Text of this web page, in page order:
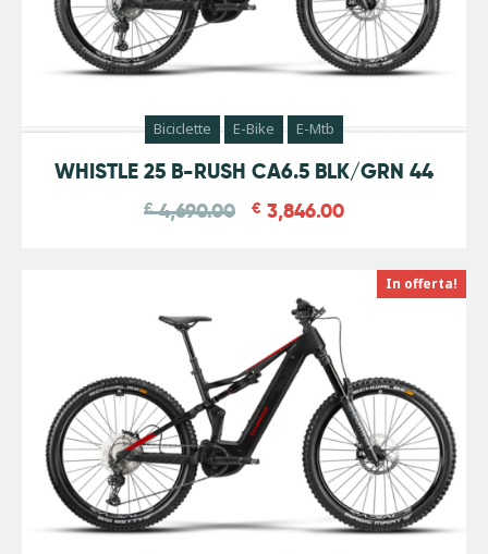
18%
Biciclette E-Bike E-Mtb
WHISTLE 25 B-RUSH CA6.5 BLK/GRN 44
€ 4,690.00 € 3,846.00
In offerta!